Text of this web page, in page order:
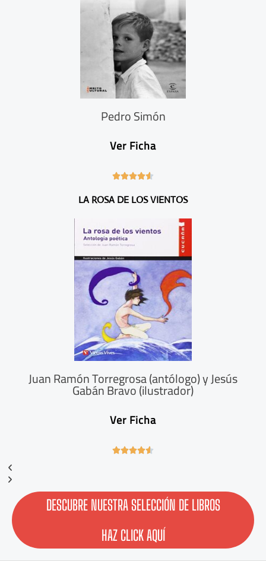
Pedro Simón
Ver Ficha

6
LA ROSA DE LOS VIENTOS
Juan Ramón Torregrosa (antólogo) y Jesús
Gabán Bravo (ilustrador)
Ver Ficha

5
DESCUBRE NUESTRA SELECCIÓN DE LIBROS
HAZ CLICK AQUÍ